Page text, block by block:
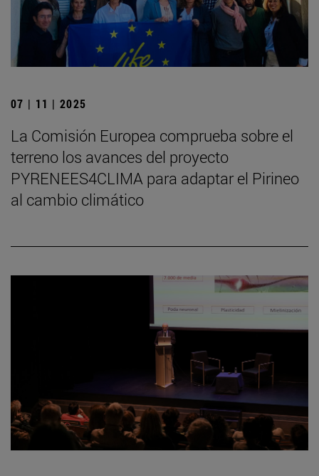
07 | 11 | 2025
La Comisión Europea comprueba sobre el
terreno los avances del proyecto
PYRENEES4CLIMA para adaptar el Pirineo
al cambio climático